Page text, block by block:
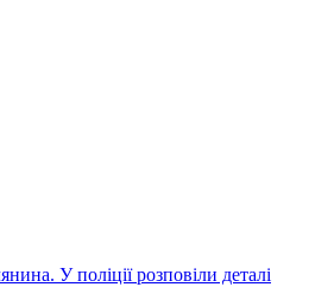
У поліції розповіли деталі